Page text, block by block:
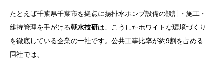
たとえば千葉県千葉市を拠点に揚排水ポンプ設備の設計・施工・
維持管理を手がける朝水技研は、こうしたホワイトな環境づくり
を徹底している企業の一社です。公共工事比率が約9割を占める
同社では、